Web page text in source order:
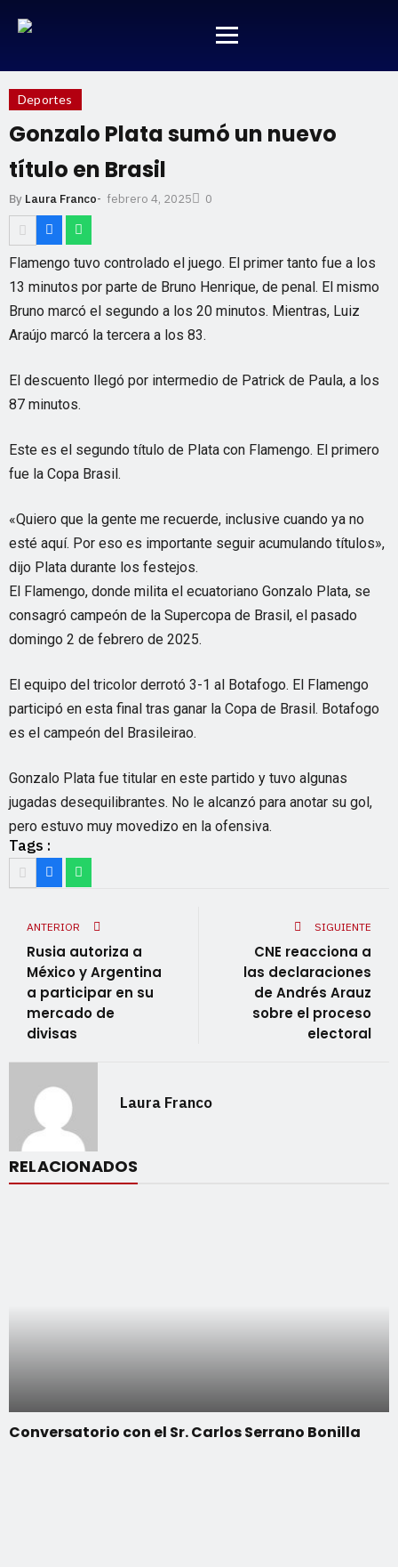
Deportes
Gonzalo Plata sumó un nuevo
título en Brasil
By Laura Franco- febrero 4, 2025 0
Flamengo tuvo controlado el juego. El primer tanto fue a los
13 minutos por parte de Bruno Henrique, de penal. El mismo
Bruno marcó el segundo a los 20 minutos. Mientras, Luiz
Araújo marcó la tercera a los 83.
El descuento llegó por intermedio de Patrick de Paula, a los
87 minutos.
Este es el segundo título de Plata con Flamengo. El primero
fue la Copa Brasil.
«Quiero que la gente me recuerde, inclusive cuando ya no
esté aquí. Por eso es importante seguir acumulando títulos»,
dijo Plata durante los festejos.
El Flamengo, donde milita el ecuatoriano Gonzalo Plata, se
consagró campeón de la Supercopa de Brasil, el pasado
domingo 2 de febrero de 2025.
El equipo del tricolor derrotó 3-1 al Botafogo. El Flamengo
participó en esta final tras ganar la Copa de Brasil. Botafogo
es el campeón del Brasileirao.
Gonzalo Plata fue titular en este partido y tuvo algunas
jugadas desequilibrantes. No le alcanzó para anotar su gol,
pero estuvo muy movedizo en la ofensiva.
Tags :
ANTERIOR
Rusia autoriza a
México y Argentina
a participar en su
mercado de
divisas
SIGUIENTE
CNE reacciona a
las declaraciones
de Andrés Arauz
sobre el proceso
electoral
Laura Franco
RELACIONADOS
Conversatorio con el Sr. Carlos Serrano Bonilla